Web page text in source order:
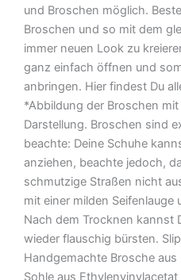
und Broschen möglich.
Broschen und so mit dem
immer neuen Look zu
ganz einfach öffnen und
anbringen. Hier findest Du
*Abbildung der Broschen
Darstellung. Broschen sind
beachte: Deine Schuhe
anziehen, beachte jedoch,
schmutzige Straßen nicht
mit einer milden Seifenlauge
Nach dem Trocknen kannst
wieder flauschig bürsten.
Handgemachte Brosche
Sohle aus